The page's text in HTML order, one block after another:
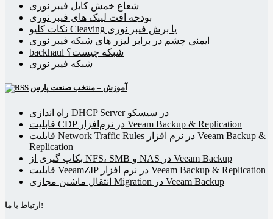
شعاع خمش کابل فیبر نوری
بودجه افت لینک های فیبر نوری
نکات کلیو Cleaving یا برش فیبر نوری
ایمنی چشم در برابر لیزر های شبکه فیبر نوری
backhaul شبکه چیست؟
شبکه فیبر نوری
آموزش – منتخب صنعت پارس
راه اندازی DHCP Server در سیسکو
قابلیت CDP در نرم‌افزار Veeam Backup & Replication
قابلیت Network Traffic Rules در نرم افزار Veeam Backup &
Replication
بکاپ گیری از NFS، SMB و NAS در Veeam Backup
قابلیت VeeamZIP در نرم افزار Veeam Backup & Replication
انتقال ماشین مجازی Migration در Veeam Backup
ارتباط با ما!